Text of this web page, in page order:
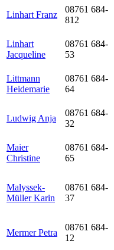
Linhart Franz
08761 684-
812
Linhart
Jacqueline
08761 684-
53
Littmann
Heidemarie
08761 684-
64
Ludwig Anja
08761 684-
32
Maier
Christine
08761 684-
65
Malyssek-
Müller Karin
08761 684-
37
Mermer Petra
08761 684-
12